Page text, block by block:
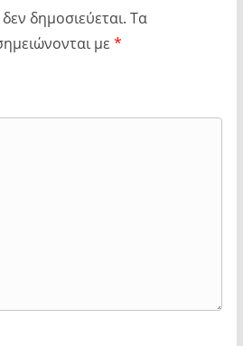
δημοσιεύεται. Τα
με *